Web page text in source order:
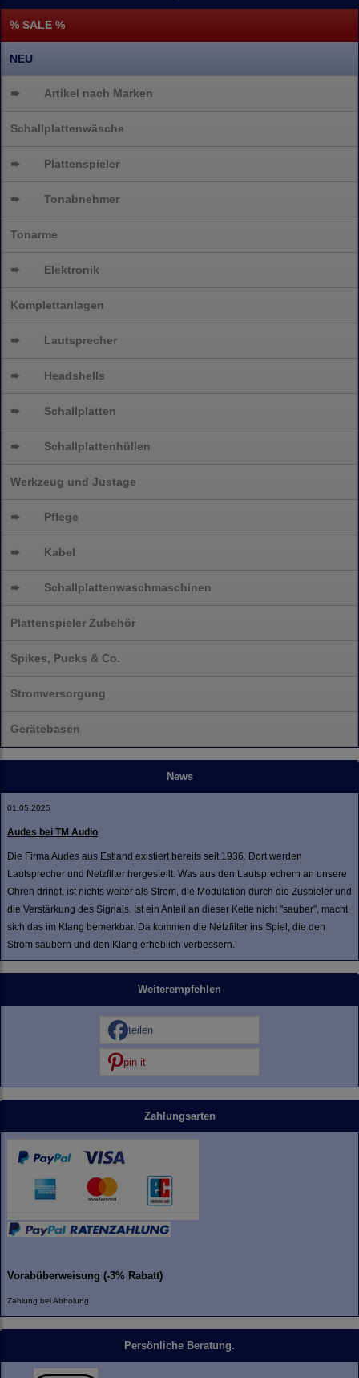
% SALE %
NEU
➨ Artikel nach Marken
Schallplattenwäsche
➨ Plattenspieler
➨ Tonabnehmer
Tonarme
➨ Elektronik
Komplettanlagen
➨ Lautsprecher
➨ Headshells
➨ Schallplatten
➨ Schallplattenhüllen
Werkzeug und Justage
➨ Pflege
➨ Kabel
➨ Schallplattenwaschmaschinen
Plattenspieler Zubehör
Spikes, Pucks & Co.
Stromversorgung
Gerätebasen
News
01.05.2025
Audes bei TM Audio
Die Firma Audes aus Estland existiert bereits seit 1936. Dort werden
Lautsprecher und Netzfilter hergestellt. Was aus den Lautsprechern an unsere
Ohren dringt, ist nichts weiter als Strom, die Modulation durch die Zuspieler und
die Verstärkung des Signals. Ist ein Anteil an dieser Kette nicht "sauber", macht
sich das im Klang bemerkbar. Da kommen die Netzfilter ins Spiel, die den
Strom säubern und den Klang erheblich verbessern.
Weiterempfehlen
teilen
pin it
Zahlungsarten
Vorabüberweisung (-3% Rabatt)
Zahlung bei Abholung
Persönliche Beratung.